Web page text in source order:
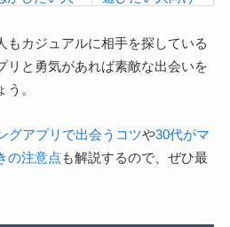
もカジュアルに相手を探している
リと勇気があれば素敵な出会いを
。
グアプリで出会うコツや30代がマ
の注意点 も解説するので、ぜひ最